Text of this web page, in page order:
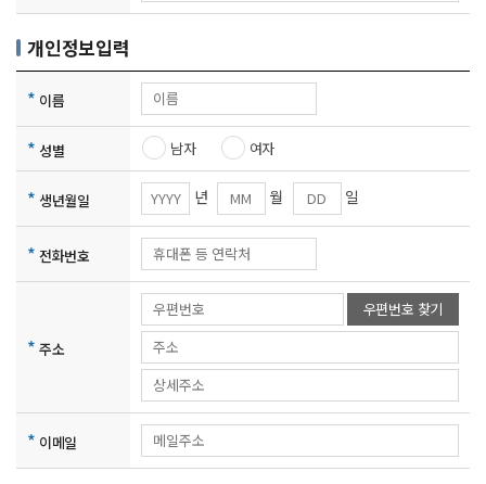
개인정보입력
* 이름
* 성별 남자 여자
* 생년월일 년 월 일
* 전화번호
* 주소
우편번호 찾기
* 이메일